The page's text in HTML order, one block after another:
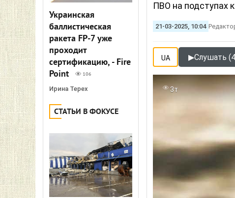
Украинская
баллистическая
ракета FP-7 уже
проходит
сертификацию, - Fire
Point
106
Ирина Терех
СТАТЬИ В ФОКУСЕ
ПВО на подступах
21-03-2025, 10:04
UA ▶Слушать
3т